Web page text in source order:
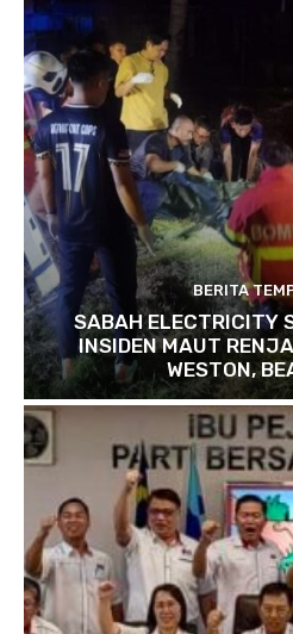
BERITA
SABAH ELECTRICITY
INSIDEN MAUT
WESTON,